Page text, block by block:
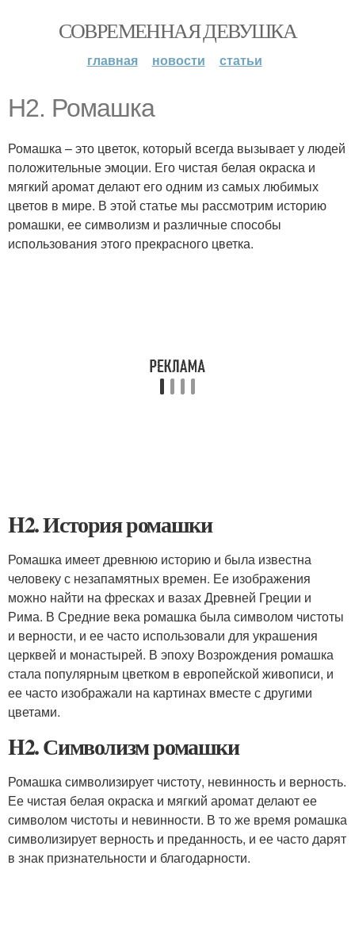
СОВРЕМЕННАЯ ДЕВУШКА
главная новости статьи
H2. Ромашка
Ромашка – это цветок, который всегда вызывает у людей
положительные эмоции. Его чистая белая окраска и
мягкий аромат делают его одним из самых любимых
цветов в мире. В этой статье мы рассмотрим историю
ромашки, ее символизм и различные способы
использования этого прекрасного цветка.
H2. История ромашки
Ромашка имеет древнюю историю и была известна
человеку с незапамятных времен. Ее изображения
можно найти на фресках и вазах Древней Греции и
Рима. В Средние века ромашка была символом чистоты
и верности, и ее часто использовали для украшения
церквей и монастырей. В эпоху Возрождения ромашка
стала популярным цветком в европейской живописи, и
ее часто изображали на картинах вместе с другими
цветами.
H2. Символизм ромашки
Ромашка символизирует чистоту, невинность и верность.
Ее чистая белая окраска и мягкий аромат делают ее
символом чистоты и невинности. В то же время ромашка
символизирует верность и преданность, и ее часто дарят
в знак признательности и благодарности.